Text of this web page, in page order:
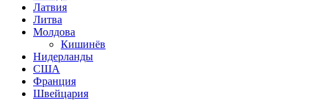
Латвия
Литва
Молдова
Кишинёв
Нидерланды
США
Франция
Швейцария